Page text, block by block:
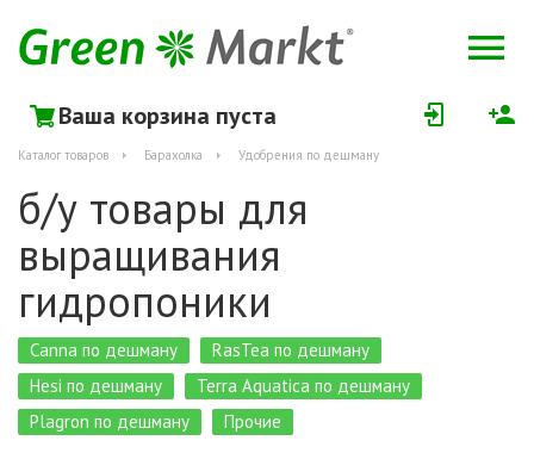
Ваша корзина пуста
Каталог товаров Барахолка Удобрения по дешману
б/у товары для
выращивания
гидропоники
Canna по дешману
RasTea по дешману
Hesi по дешману
Terra Aquatiсa по дешману
Plagron по дешману
Прочие